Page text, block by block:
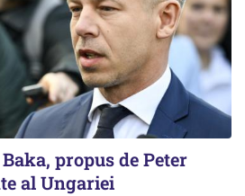
propus de Peter
al Ungariei